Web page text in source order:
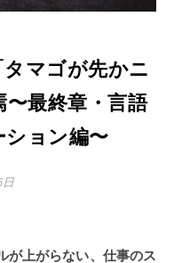
マゴが先かニ
最終章・言語
ョン編〜
日
が上がらない、仕事のス